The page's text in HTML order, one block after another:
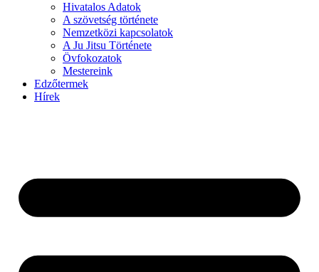
Hivatalos Adatok
A szövetség története
Nemzetközi kapcsolatok
A Ju Jitsu Története
Övfokozatok
Mestereink
Edzőtermek
Hírek